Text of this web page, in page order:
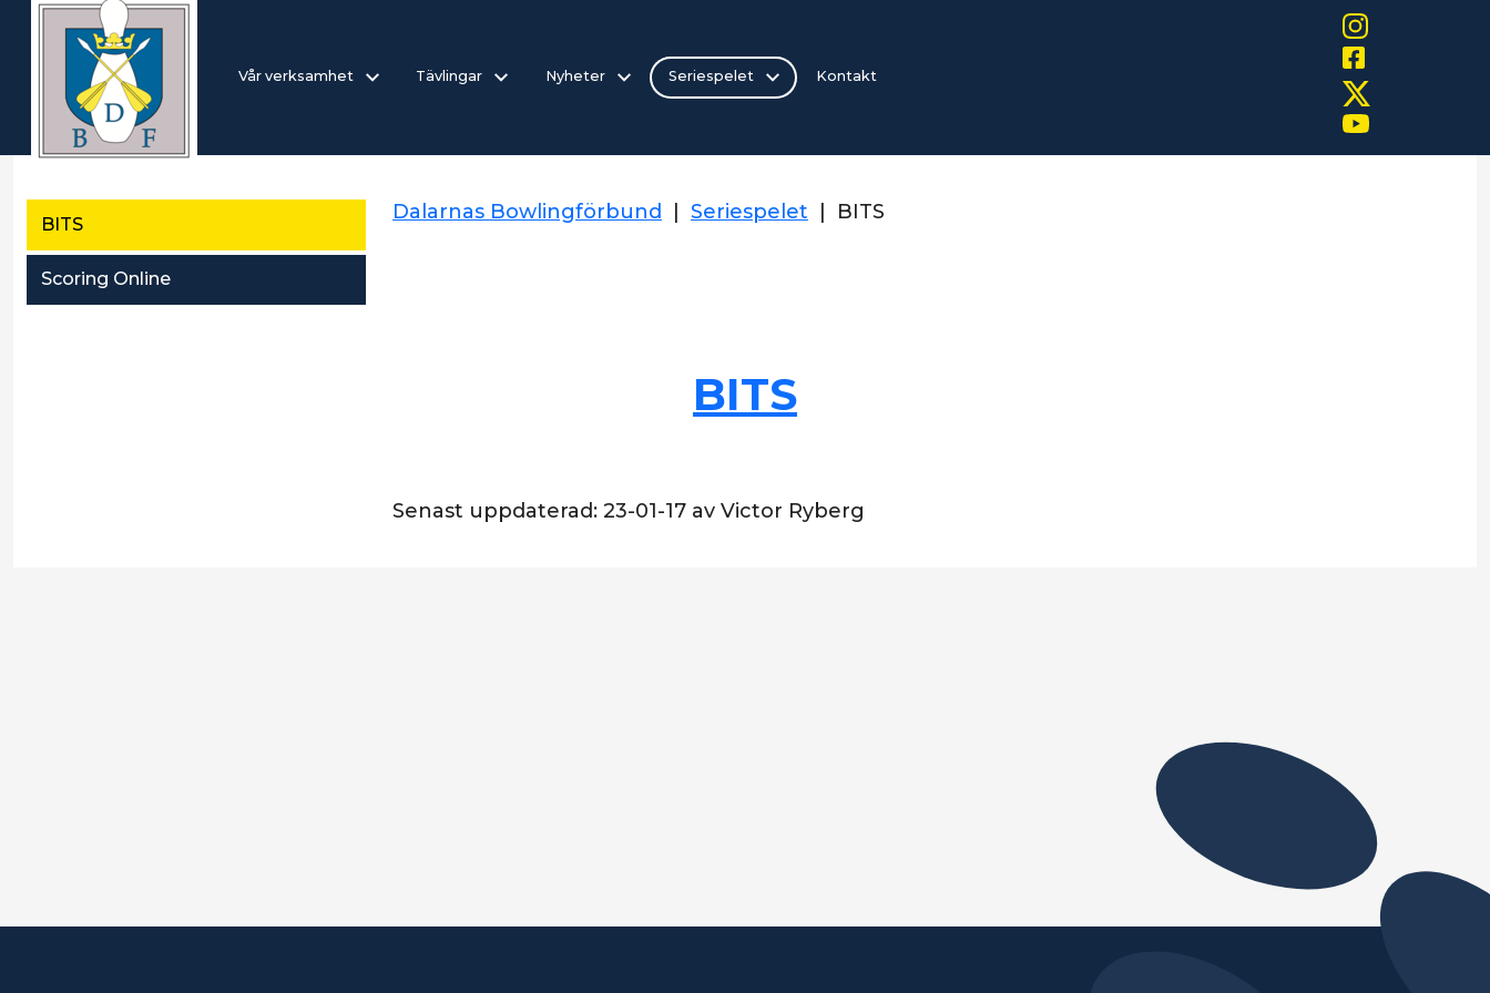
Vår verksamhet Tävlingar Nyheter Seriespelet Kontakt
BITS
Scoring Online
Dalarnas Bowlingförbund Seriespelet BITS
BITS
Senast uppdaterad: 23-01-17 av Victor Ryberg